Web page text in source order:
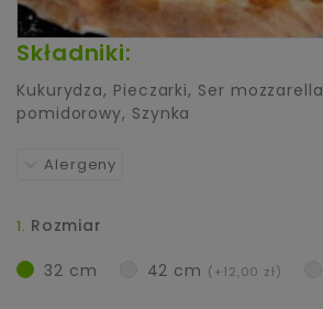
Składniki:
Kukurydza, Pieczarki, Ser mozzarella
pomidorowy, Szynka
Alergeny
Rozmiar
32 cm 42 cm (+12,00 zł)